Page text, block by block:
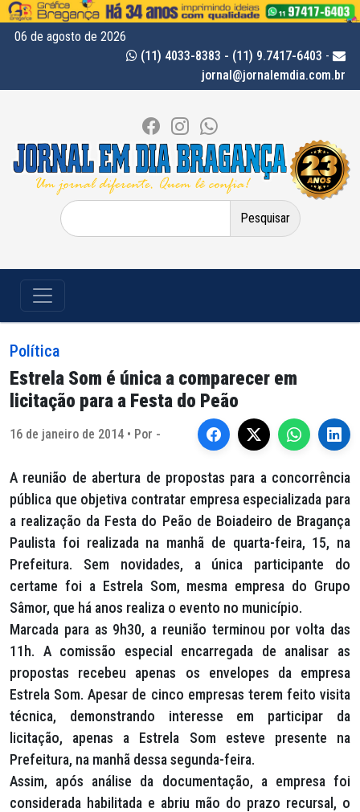
06 de agosto de 2026
(11) 4033-8383 - (11) 9.7417-6403 -
jornal@jornalemdia.com.br
Pesquisar
por:
Política
Estrela Som é única a comparecer em
licitação para a Festa do Peão
16 de janeiro de 2014 • Por -
A reunião de abertura de propostas para a concorrência
pública que objetiva contratar empresa especializada para
a realização da Festa do Peão de Boiadeiro de Bragança
Paulista foi realizada na manhã de quarta-feira, 15, na
Prefeitura. Sem novidades, a única participante do
certame foi a Estrela Som, mesma empresa do Grupo
Sâmor, que há anos realiza o evento no município.
Marcada para as 9h30, a reunião terminou por volta das
11h. A comissão especial encarregada de analisar as
propostas recebeu apenas os envelopes da empresa
Estrela Som. Apesar de cinco empresas terem feito visita
técnica, demonstrando interesse em participar da
licitação, apenas a Estrela Som esteve presente na
Prefeitura, na manhã dessa segunda-feira.
Assim, após análise da documentação, a empresa foi
considerada habilitada e abriu mão do prazo recursal, o